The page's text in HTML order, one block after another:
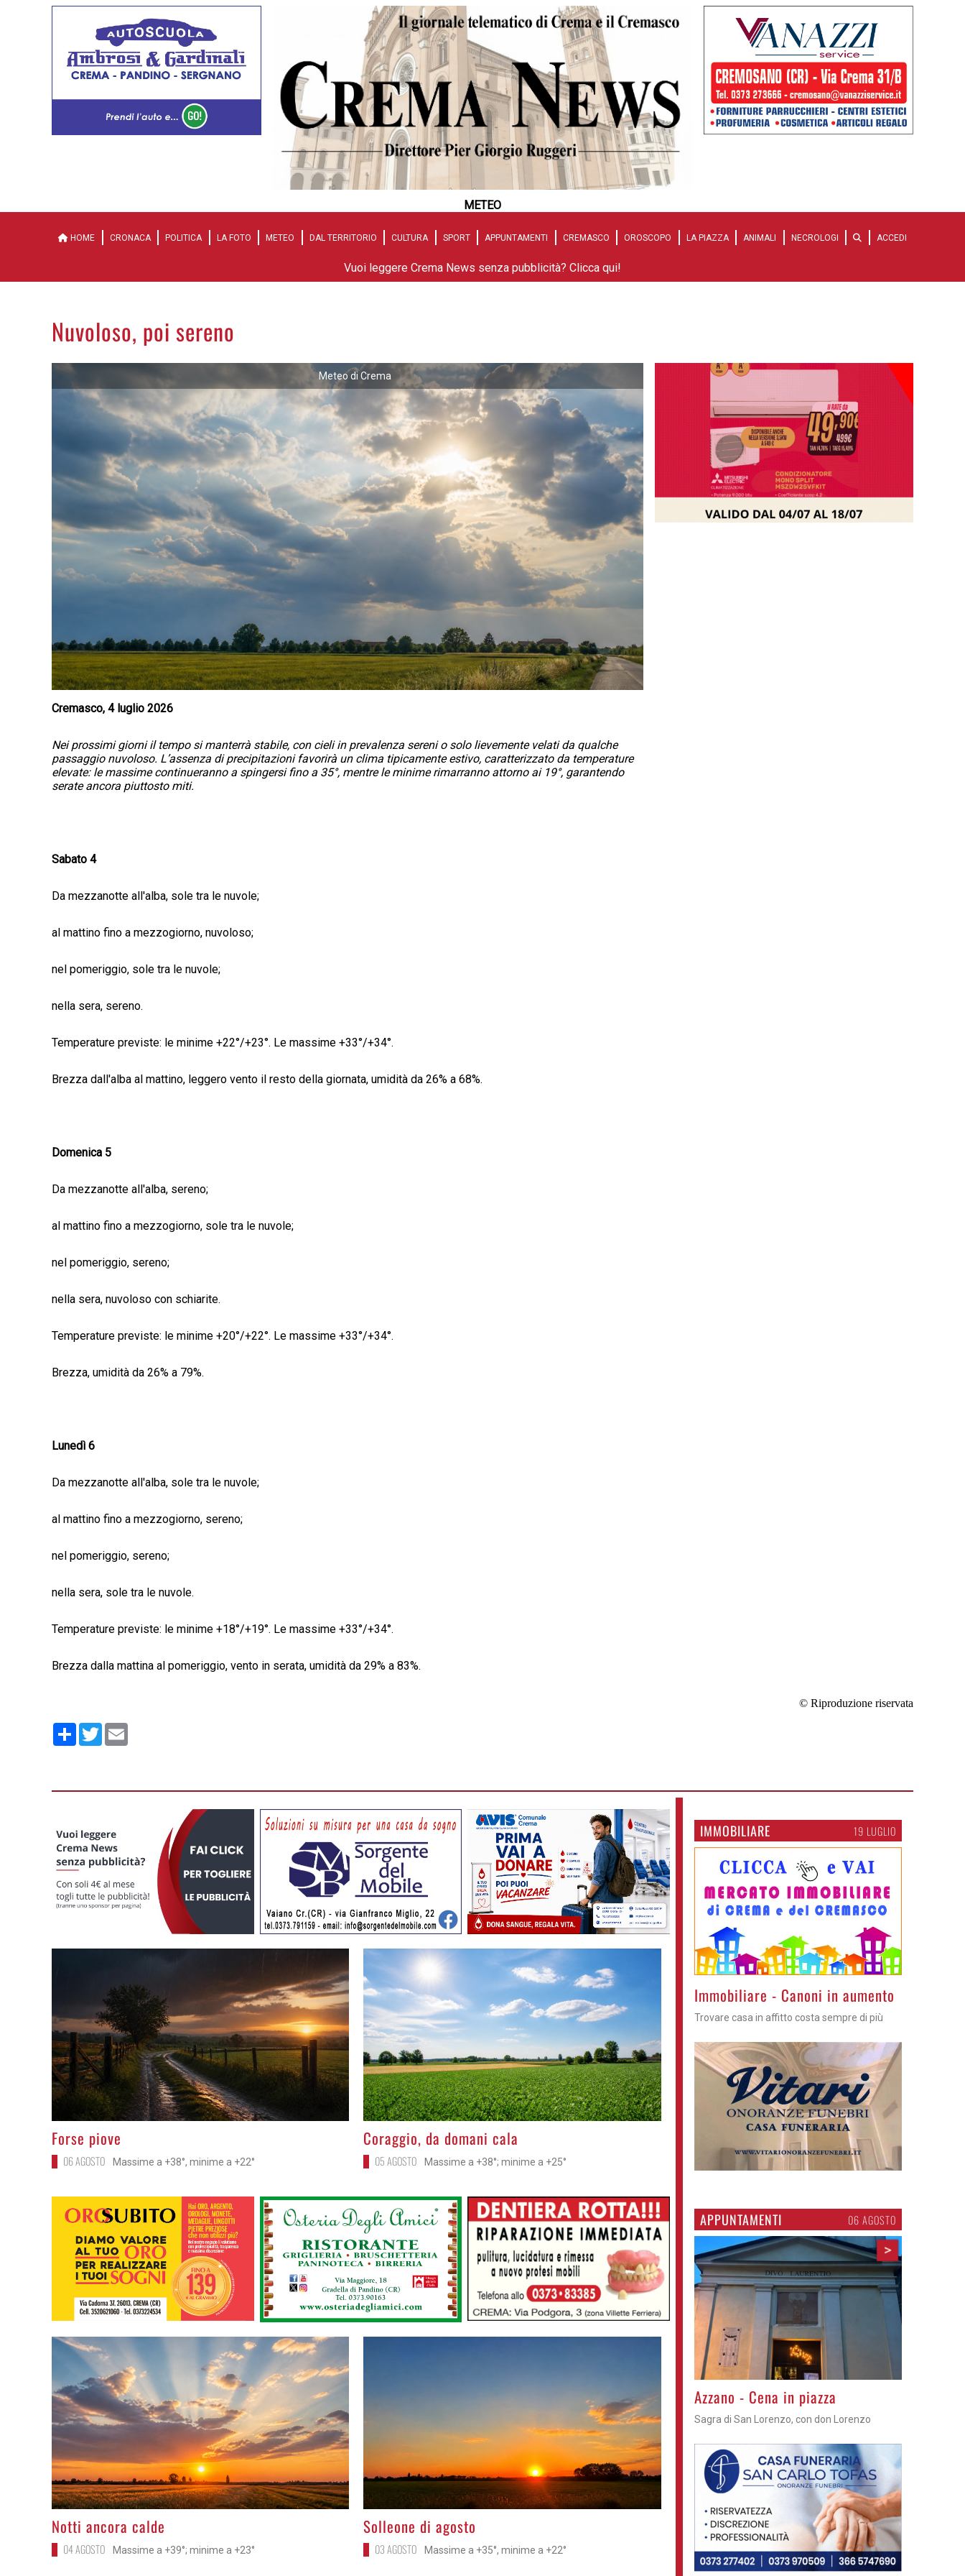
METEO
HOME CRONACA POLITICA LA FOTO METEO DAL TERRITORIO CULTURA SPORT APPUNTAMENTI CREMASCO OROSCOPO LA PIAZZA ANIMALI NECROLOGI ACCEDI
Vuoi leggere Crema News senza pubblicità? Clicca qui!
Nuvoloso, poi sereno
Meteo di Crema
Cremasco, 4 luglio 2026
Nei prossimi giorni il tempo si manterrà stabile, con cieli in prevalenza sereni o solo lievemente velati da qualche
passaggio nuvoloso. L’assenza di precipitazioni favorirà un clima tipicamente estivo, caratterizzato da temperature
elevate: le massime continueranno a spingersi fino a 35°, mentre le minime rimarranno attorno ai 19°, garantendo
serate ancora piuttosto miti.
Sabato 4
Da mezzanotte all'alba, sole tra le nuvole;
al mattino fino a mezzogiorno, nuvoloso;
nel pomeriggio, sole tra le nuvole;
nella sera, sereno.
Temperature previste: le minime +22°/+23°. Le massime +33°/+34°.
Brezza dall'alba al mattino, leggero vento il resto della giornata, umidità da 26% a 68%.
Domenica 5
Da mezzanotte all'alba, sereno;
al mattino fino a mezzogiorno, sole tra le nuvole;
nel pomeriggio, sereno;
nella sera, nuvoloso con schiarite.
Temperature previste: le minime +20°/+22°. Le massime +33°/+34°.
Brezza, umidità da 26% a 79%.
Lunedì 6
Da mezzanotte all'alba, sole tra le nuvole;
al mattino fino a mezzogiorno, sereno;
nel pomeriggio, sereno;
nella sera, sole tra le nuvole.
Temperature previste: le minime +18°/+19°. Le massime +33°/+34°.
Brezza dalla mattina al pomeriggio, vento in serata, umidità da 29% a 83%.
© Riproduzione riservata
Condividi
Twitter
>
Forse piove
06 AGOSTO Massime a +38°, minime a +22°
>
Coraggio, da domani cala
05 AGOSTO Massime a +38°; minime a +25°
>
Notti ancora calde
04 AGOSTO Massime a +39°; minime a +23°
>
Solleone di agosto
03 AGOSTO Massime a +35°, minime a +22°
IMMOBILIARE 19 LUGLIO
Immobiliare - Canoni in aumento
Trovare casa in affitto costa sempre di più
APPUNTAMENTI 06 AGOSTO
>
Gli appuntamenti fino a sabato
Cosa fare questi giorni nel Cremasco